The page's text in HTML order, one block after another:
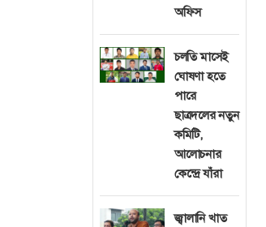
অফিস
চলতি মাসেই
ঘোষণা হতে
পারে
ছাত্রদলের নতুন
কমিটি,
আলোচনার
কেন্দ্রে যাঁরা
জ্বালানি খাত